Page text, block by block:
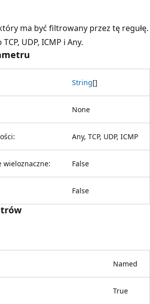
ma być filtrowany przez tę regułę.
UDP, ICMP i Any.
String[]
None
Any, TCP, UDP, ICMP
wieloznaczne: False
False
Named
True